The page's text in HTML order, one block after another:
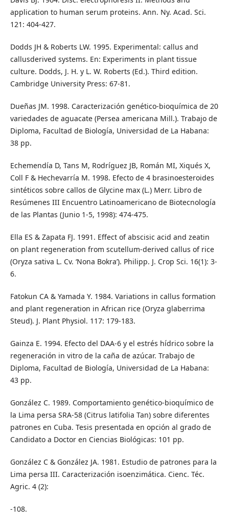
application to human serum proteins. Ann. Ny. Acad. Sci.
121: 404-427.
Dodds JH & Roberts LW. 1995. Experimental: callus and
callusderived systems. En: Experiments in plant tissue
culture. Dodds, J. H. y L. W. Roberts (Ed.). Third edition.
Cambridge University Press: 67-81.
Dueñas JM. 1998. Caracterización genético-bioquímica de 20
variedades de aguacate (Persea americana Mill.). Trabajo de
Diploma, Facultad de Biología, Universidad de La Habana:
38 pp.
Echemendía D, Tans M, Rodríguez JB, Román MI, Xiqués X,
Coll F & Hechevarría M. 1998. Efecto de 4 brasinoesteroides
sintéticos sobre callos de Glycine max (L.) Merr. Libro de
Resúmenes III Encuentro Latinoamericano de Biotecnología
de las Plantas (Junio 1-5, 1998): 474-475.
Ella ES & Zapata FJ. 1991. Effect of abscisic acid and zeatin
on plant regeneration from scutellum-derived callus of rice
(Oryza sativa L. Cv. ‘Nona Bokra’). Philipp. J. Crop Sci. 16(1): 3-
6.
Fatokun CA & Yamada Y. 1984. Variations in callus formation
and plant regeneration in African rice (Oryza glaberrima
Steud). J. Plant Physiol. 117: 179-183.
Gainza E. 1994. Efecto del DAA-6 y el estrés hídrico sobre la
regeneración in vitro de la caña de azúcar. Trabajo de
Diploma, Facultad de Biología, Universidad de La Habana:
43 pp.
González C. 1989. Comportamiento genético-bioquímico de
la Lima persa SRA-58 (Citrus latifolia Tan) sobre diferentes
patrones en Cuba. Tesis presentada en opción al grado de
Candidato a Doctor en Ciencias Biológicas: 101 pp.
González C & González JA. 1981. Estudio de patrones para la
Lima persa III. Caracterización isoenzimática. Cienc. Téc.
Agric. 4 (2):
-108.